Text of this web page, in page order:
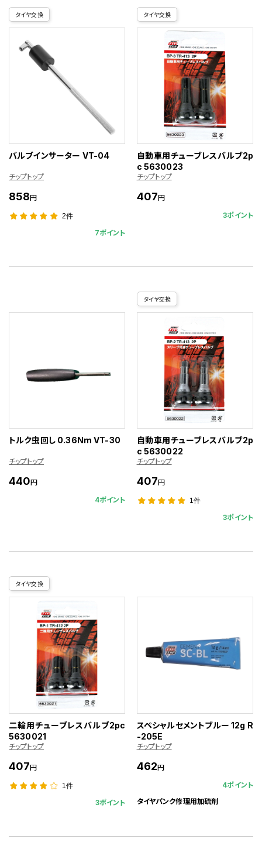
タイヤ交換
バルブインサーター VT-04
チップトップ
858円
2件
7ポイント
タイヤ交換
自動車用チューブレスバルブ2p
c 5630023
チップトップ
407円
3ポイント
トルク虫回し 0.36Nm VT-30
チップトップ
440円
4ポイント
タイヤ交換
自動車用チューブレスバルブ2p
c 5630022
チップトップ
407円
1件
3ポイント
タイヤ交換
二輪用チューブレスバルブ2pc
5630021
チップトップ
407円
1件
3ポイント
スペシャルセメントブルー 12g R
-205E
チップトップ
462円
4ポイント
タイヤパンク修理用加硫剤